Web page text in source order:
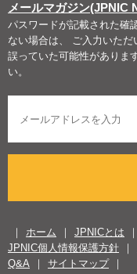
メールマガジン(JPNIC
パスワードが記載された確
ない場合は、 ご入力いた
誤っていた可能性がありま
い。
ホーム JPNICとは
JPNIC個人情報保護方針
Q&A
サイトマップ